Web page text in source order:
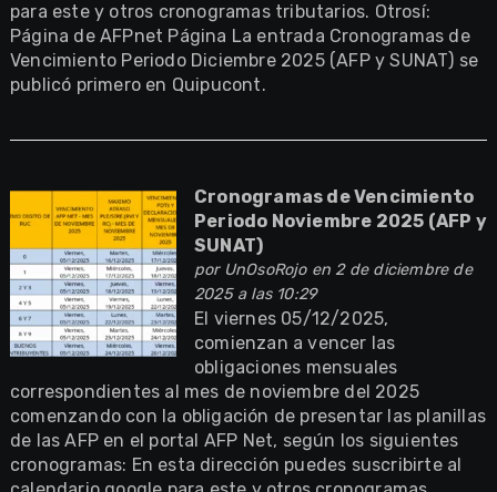
para este y otros cronogramas tributarios. Otrosí:
Página de AFPnet Página La entrada Cronogramas de
Vencimiento Periodo Diciembre 2025 (AFP y SUNAT) se
publicó primero en Quipucont.
Cronogramas de Vencimiento
Periodo Noviembre 2025 (AFP y
SUNAT)
por UnOsoRojoen 2 de diciembre de
2025 a las 10:29
El viernes 05/12/2025,
comienzan a vencer las
obligaciones mensuales
correspondientes al mes de noviembre del 2025
comenzando con la obligación de presentar las planillas
de las AFP en el portal AFP Net, según los siguientes
cronogramas: En esta dirección puedes suscribirte al